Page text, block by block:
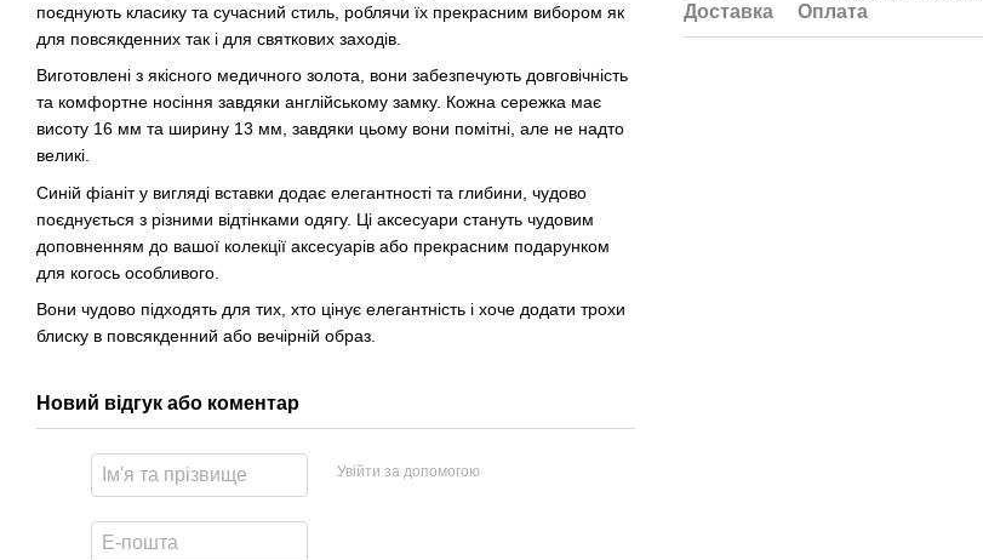
поєднують класику та сучасний стиль, роблячи їх прекрасним вибором як
для повсякденних так і для святкових заходів.
Виготовлені з якісного медичного золота, вони забезпечують довговічність
та комфортне носіння завдяки англійському замку. Кожна сережка має
висоту 16 мм та ширину 13 мм, завдяки цьому вони помітні, але не надто
великі.
Синій фіаніт у вигляді вставки додає елегантності та глибини, чудово
поєднується з різними відтінками одягу. Ці аксесуари стануть чудовим
доповненням до вашої колекції аксесуарів або прекрасним подарунком
для когось особливого.
Вони чудово підходять для тих, хто цінує елегантність і хоче додати трохи
блиску в повсякденний або вечірній образ.
Новий відгук або коментар
Увійти за допомогою
Доставка Оплата